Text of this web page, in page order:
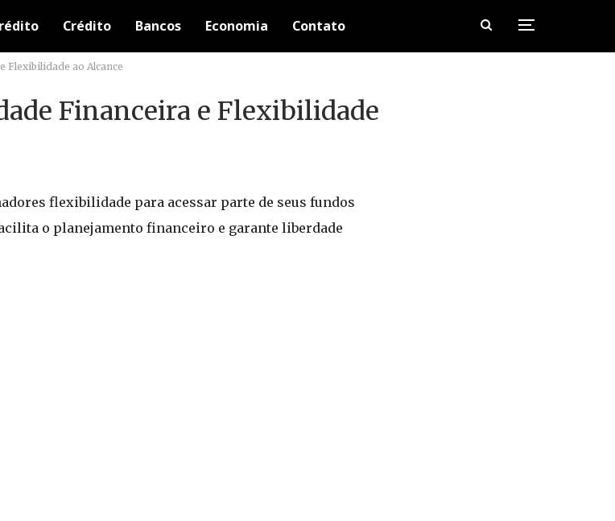
Crédito Bancos Economia Contato
Flexibilidade ao Alcance
Financeira e Flexibilidade
flexibilidade para acessar parte de seus fundos
o planejamento financeiro e garante liberdade